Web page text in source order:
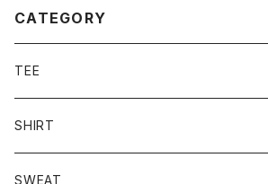
CATEGORY
TEE
SHIRT
SWEAT